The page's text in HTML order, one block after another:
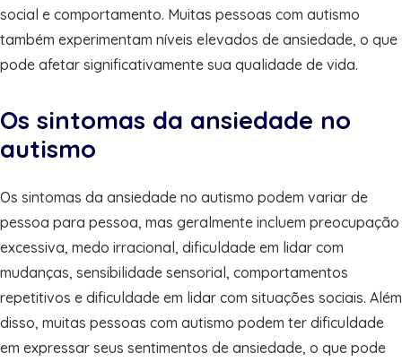
social e comportamento. Muitas pessoas com autismo
também experimentam níveis elevados de ansiedade, o que
pode afetar significativamente sua qualidade de vida.
Os sintomas da ansiedade no
autismo
Os sintomas da ansiedade no autismo podem variar de
pessoa para pessoa, mas geralmente incluem preocupação
excessiva, medo irracional, dificuldade em lidar com
mudanças, sensibilidade sensorial, comportamentos
repetitivos e dificuldade em lidar com situações sociais. Além
disso, muitas pessoas com autismo podem ter dificuldade
em expressar seus sentimentos de ansiedade, o que pode